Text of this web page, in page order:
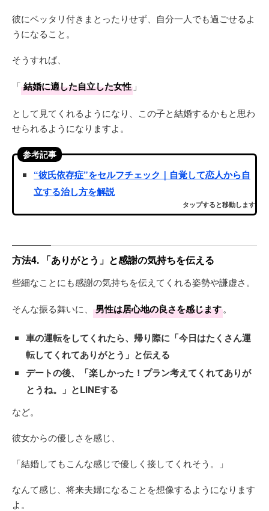
彼にベッタリ付きまとったりせず、自分一人でも過ごせるよ
うになること。
そうすれば、
「 結婚に適した自立した女性 」
として見てくれるようになり、この子と結婚するかもと思わ
せられるようになりますよ。
参考記事
“彼氏依存症”をセルフチェック｜自覚して恋人から自
立する治し方を解説
タップすると移動します
方法4. 「ありがとう」と感謝の気持ちを伝える
些細なことにも感謝の気持ちを伝えてくれる姿勢や謙虚さ。
そんな振る舞いに、 男性は居心地の良さを感じます。
車の運転をしてくれたら、帰り際に「今日はたくさん運
転してくれてありがとう」と伝える
デートの後、「楽しかった！プラン考えてくれてありが
とうね。」とLINEする
など。
彼女からの優しさを感じ、
「結婚してもこんな感じで優しく接してくれそう。」
なんて感じ、将来夫婦になることを想像するようになります
よ。